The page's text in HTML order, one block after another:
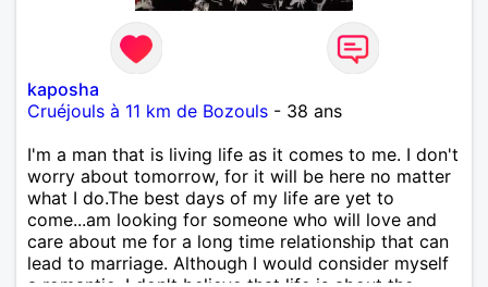
kaposha
Cruéjouls à 11 km de Bozouls - 38 ans
I'm a man that is living life as it comes to me. I don't
worry about tomorrow, for it will be here no matter
what I do.The best days of my life are yet to
come...am looking for someone who will love and
care about me for a long time relationship that can
lead to marriage. Although I would consider myself